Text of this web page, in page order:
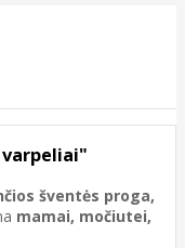
šventės proga,
mamai, močiutei,